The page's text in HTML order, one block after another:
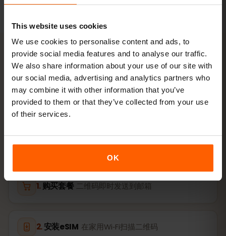
This website uses cookies
We use cookies to personalise content and ads, to
provide social media features and to analyse our traffic.
We also share information about your use of our site with
our social media, advertising and analytics partners who
may combine it with other information that you’ve
provided to them or that they’ve collected from your use
of their services.
OK
激活
3步激活您的马其顿 eSIM
几分钟即可完成，无需实体SIM卡。
购买套餐 二维码即时发送到邮箱
安装eSIM 在家用Wi‑Fi扫描二维码